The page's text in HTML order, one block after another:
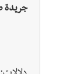
جريدة